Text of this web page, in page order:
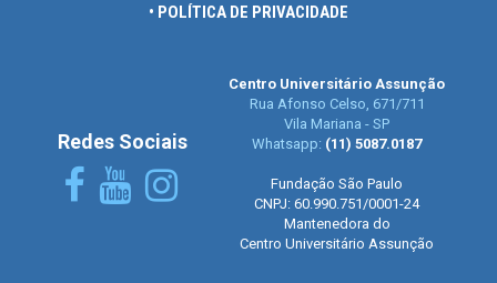
• POLÍTICA DE PRIVACIDADE
Redes Sociais
Centro Universitário Assunção
Rua Afonso Celso, 671/711
Vila Mariana - SP
Whatsapp: (11) 5087.0187
Fundação São Paulo
CNPJ: 60.990.751/0001-24
Mantenedora do
Centro Universitário Assunção